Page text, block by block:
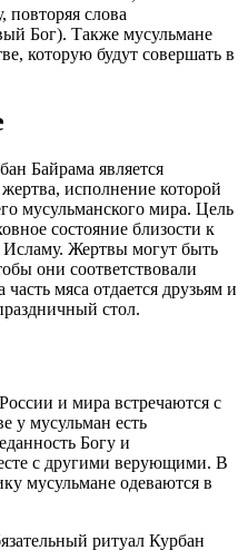
повторяя слова
Бог). Также мусульмане
которую будут совершать в
Байрама является
исполнение которой
мусульманского мира. Цель
состояние близости к
Исламу. Жертвы могут быть
они соответствовали
мяса отдается друзьям и
стол.
и мира встречаются с
у мусульман есть
Богу и
с другими верующими. В
мусульмане одеваются в
ритуал Курбан